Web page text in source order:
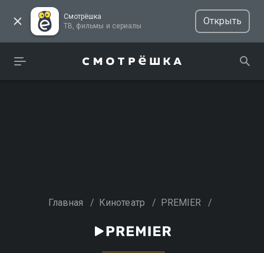
Смотрёшка
ТВ, фильмы и сериалы
Открыть
Главная / Кинотеатр / PREMIER /